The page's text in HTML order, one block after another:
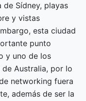
de Sídney, playas
y vistas
esta ciudad
punto
y uno de los
Australia, por lo
networking fuera
además de ser la